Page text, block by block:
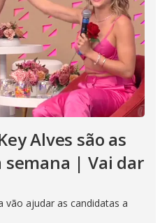
Alves são as
semana | Vai dar
vão ajudar as candidatas a